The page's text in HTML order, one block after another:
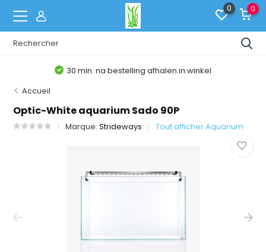
0 0
30 min. na bestelling afhalen in winkel
Accueil
Optic-White aquarium Sado 90P
Marque:Strideways Tout afficher Aquarium